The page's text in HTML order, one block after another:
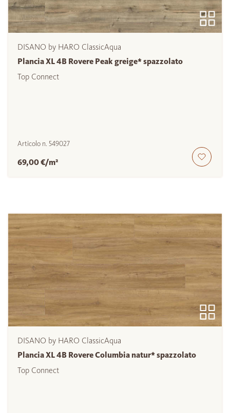
DISANO by HARO ClassicAqua
Plancia XL 4B Rovere Peak greige* spazzolato
Top Connect
Articolo n. 549027
69,00 €/m²
DISANO by HARO ClassicAqua
Plancia XL 4B Rovere Columbia natur* spazzolato
Top Connect